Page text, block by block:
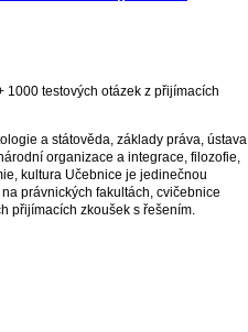
testových otázek z přijímacích
a státověda, základy práva, ústava
organizace a integrace, filozofie,
kultura Učebnice je jedinečnou
právnických fakultách, cvičebnice
přijímacích zkoušek s řešením.